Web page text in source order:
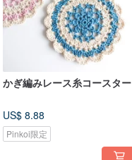
かぎ編みレース糸コースター
US$ 8.88
Pinkoi限定